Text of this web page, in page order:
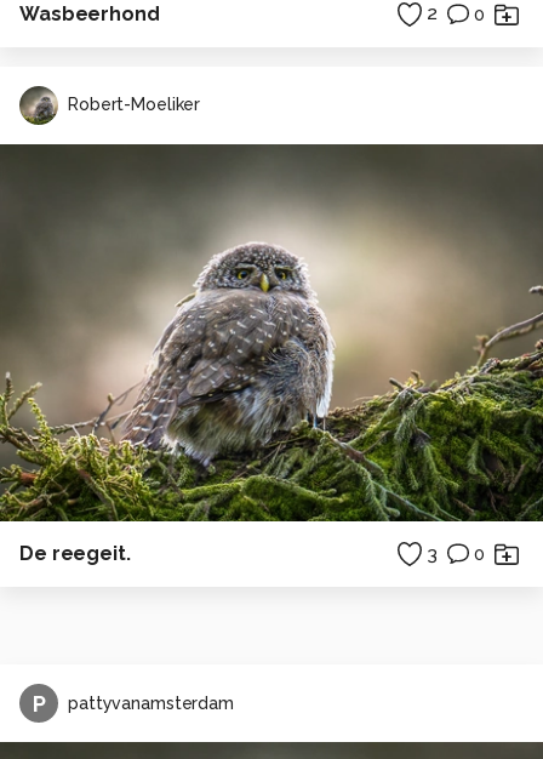
Wasbeerhond 2 0
Robert-Moeliker
De reegeit. 3 0
P pattyvanamsterdam